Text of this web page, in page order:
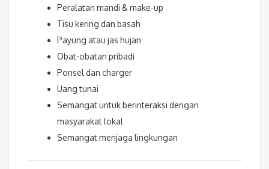
Peralatan mandi & make-up
Tisu kering dan basah
Payung atau jas hujan
Obat-obatan pribadi
Ponsel dan charger
Uang tunai
Semangat untuk berinteraksi dengan
masyarakat lokal
Semangat menjaga lingkungan